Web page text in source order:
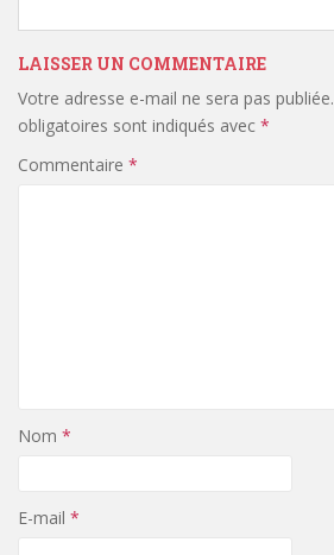
LAISSER UN COMMENTAIRE
Votre adresse e-mail ne sera pas publiée.
obligatoires sont indiqués avec *
Commentaire *
Nom *
E-mail *